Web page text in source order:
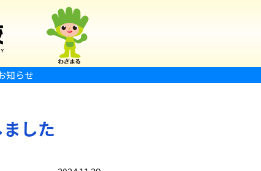
知らせ
した